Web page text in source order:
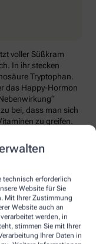
technisch erforderlich
Website für Sie
Mit Ihrer Zustimmung
Website auch an
werden, in
stimmen Sie mit Ihrer
Ihrer Daten in
voller Süßkram
In ihr stecken
Tryptophan.
das Happy-Hormon
bei, dass man sich
zu greifen.
mit Familie und
Luft zu tanken und
beschäftigen, hebt
notieren, was man in
mit anderen in